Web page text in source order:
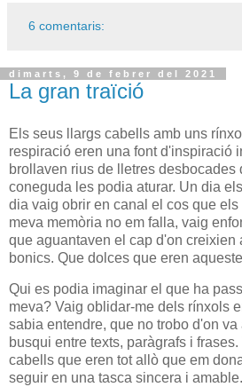
6 comentaris:
dimarts, 9 de febrer del 2021
La gran traïció
Els seus llargs cabells amb uns
respiració eren una font d'inspiració
brollaven rius de lletres desbocades
coneguda les podia aturar. Un dia
dia vaig obrir en canal el cos que
meva memòria no em falla, vaig
que aguantaven el cap d'on creixien
bonics. Que dolces que eren
Qui es podia imaginar el que ha
meva? Vaig oblidar-me dels rínxols
sabia entendre, que no trobo d'on
busqui entre texts, paràgrafs i
cabells que eren tot allò que em
seguir en una tasca sincera i